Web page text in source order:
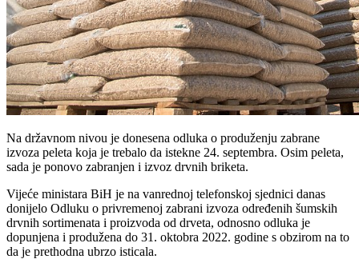
Na državnom nivou je donesena odluka o produženju zabrane
izvoza peleta koja je trebalo da istekne 24. septembra. Osim peleta,
sada je ponovo zabranjen i izvoz drvnih briketa.
Vijeće ministara BiH je na vanrednoj telefonskoj sjednici danas
donijelo Odluku o privremenoj zabrani izvoza određenih šumskih
drvnih sortimenata i proizvoda od drveta, odnosno odluka je
dopunjena i produžena do 31. oktobra 2022. godine s obzirom na to
da je prethodna ubrzo isticala.